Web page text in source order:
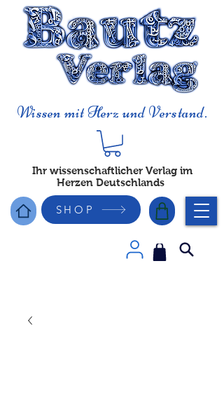
Wissen mit Herz und Verstand.
Ihr wissenschaftlicher Verlag im
Herzen Deutschlands
SHOP